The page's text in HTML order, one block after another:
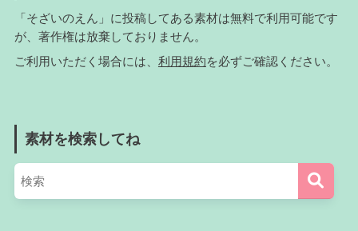
「そざいのえん」に投稿してある素材は無料で利用可能です
が、著作権は放棄しておりません。
ご利用いただく場合には、 利用規約を必ずご確認ください。
素材を検索してね